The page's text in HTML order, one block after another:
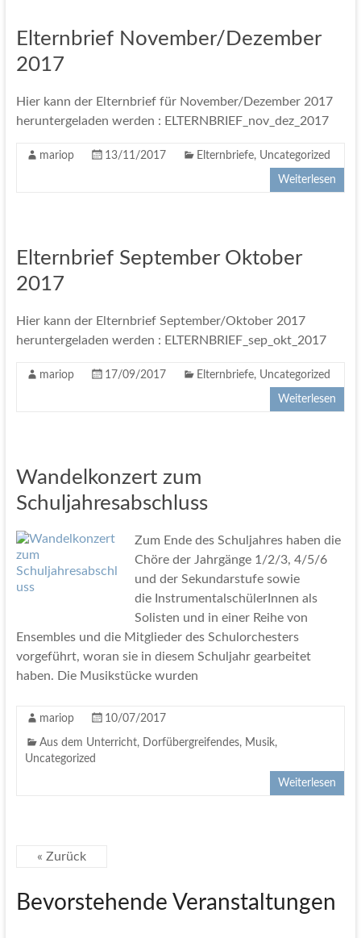
Elternbrief November/Dezember
2017
Hier kann der Elternbrief für November/Dezember 2017
heruntergeladen werden : ELTERNBRIEF_nov_dez_2017
mariop 13/11/2017 Elternbriefe, Uncategorized
Weiterlesen
Elternbrief September Oktober
2017
Hier kann der Elternbrief September/Oktober 2017
heruntergeladen werden : ELTERNBRIEF_sep_okt_2017
mariop 17/09/2017 Elternbriefe, Uncategorized
Weiterlesen
Wandelkonzert zum
Schuljahresabschluss
Zum Ende des Schuljahres haben die
Chöre der Jahrgänge 1/2/3, 4/5/6
und der Sekundarstufe sowie
die InstrumentalschülerInnen als
Solisten und in einer Reihe von
Ensembles und die Mitglieder des Schulorchesters
vorgeführt, woran sie in diesem Schuljahr gearbeitet
haben. Die Musikstücke wurden
mariop 10/07/2017
Aus dem Unterricht, Dorfübergreifendes, Musik,
Uncategorized
Weiterlesen
« Zurück
Bevorstehende Veranstaltungen